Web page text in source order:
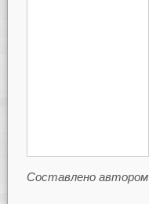
Составлено автором